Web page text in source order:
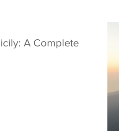
A Complete